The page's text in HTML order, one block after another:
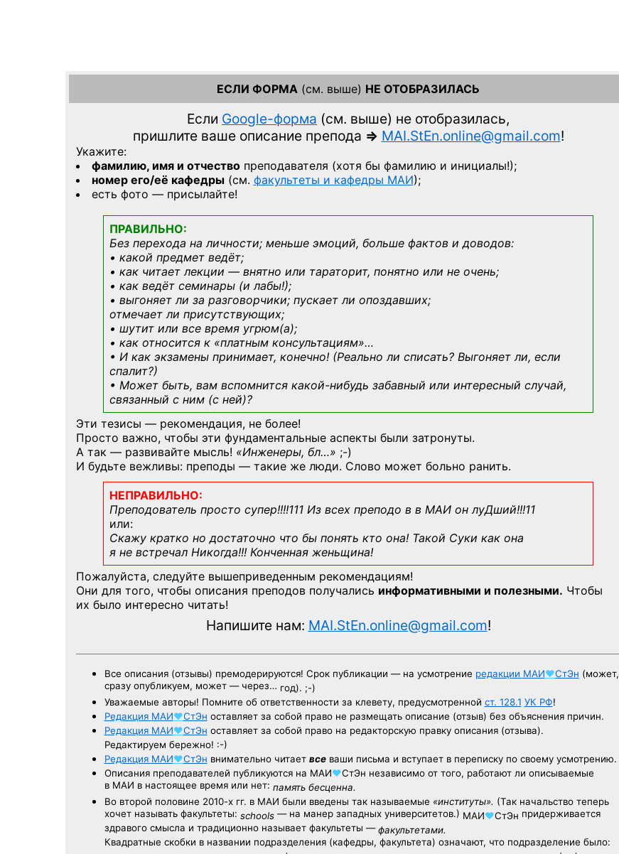
ЕСЛИ ФОРМА (см. выше) НЕ ОТОБРАЗИЛАСЬ
Если Google-форма (см. выше) не отобразилась,
пришлите ваше описание препода => MAI.StEn.online@gmail.com!
Укажите:
фамилию, имя и отчествопреподавателя (хотя бы фамилию и инициалы!);
номер его/её кафедры(см. факультеты и кафедры МАИ);
есть фото — присылайте!
ПРАВИЛЬНО:
Без перехода на личности; меньше эмоций, больше фактов и доводов:
• какой предмет ведёт;
• как читает лекции — внятно или тараторит, понятно или не очень;
• как ведёт семинары (и лабы!);
• выгоняет ли за разговорчики; пускает ли опоздавших;
отмечает ли присутствующих;
• шутит или все время угрюм(а);
• как относится к «платным консультациям»…
• И как экзамены принимает, конечно! (Реально ли списать? Выгоняет ли, если
спалит?)
• Может быть, вам вспомнится какой-нибудь забавный или интересный случай,
связанный с ним (с ней)?
Эти тезисы — рекомендация, не более!
Просто важно, чтобы эти фундаментальные аспекты были затронуты.
А так — развивайте мысль! «Инженеры, бл…» ;-)
И будьте вежливы: преподы — такие же люди. Слово может больно ранить.
НЕПРАВИЛЬНО:
Преподователь просто супер!!!!111 Из всех преподо в в МАИ он луДший!!!11
или:
Скажу кратко но достаточно что бы понять кто она! Такой Суки как она
я не встречал Никогда!!! Конченная женьщина!
Пожалуйста, следуйте вышеприведенным рекомендациям!
Они для того, чтобы описания преподов получались информативными и полезными. Чтобы
их было интересно читать!
Напишите нам: MAI.StEn.online@gmail.com!
Все описания (отзывы) премодерируются! Срок публикации — на усмотрение редакции МАИ♥СтЭн (может,
сразу опубликуем, может — через… год). ;-)
Уважаемые авторы! Помните об ответственности за клевету, предусмотренной ст. 128.1 УК РФ!
Редакция МАИ♥СтЭн оставляет за собой право не размещать описание (отзыв) без объяснения причин.
Редакция МАИ♥СтЭн оставляет за собой право на редакторскую правку описания (отзыва).
Редактируем бережно! :-)
Редакция МАИ♥СтЭн внимательно читает всеваши письма и вступает в переписку по своему усмотрению.
Описания преподавателей публикуются на МАИ♥СтЭн независимо от того, работают ли описываемые
в МАИ в настоящее время или нет: память бесценна.
Во второй половине 2010-х гг. в МАИ были введены так называемые «институты». (Так начальство теперь
хочет называть факультеты: schools— на манер западных университетов.) МАИ♥СтЭн придерживается
здравого смысла и традиционно называет факультеты —факультетами.
Квадратные скобки в названии подразделения (кафедры, факультета) означают, что подразделение было: